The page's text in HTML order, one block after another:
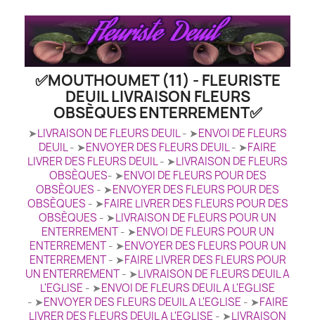
✅MOUTHOUMET (11) - FLEURISTE
DEUIL LIVRAISON FLEURS
OBSÈQUES ENTERREMENT✅
➤LIVRAISON DE FLEURS DEUIL- ➤ENVOI DE FLEURS
DEUIL- ➤ENVOYER DES FLEURS DEUIL- ➤FAIRE
LIVRER DES FLEURS DEUIL- ➤LIVRAISON DE FLEURS
OBSÈQUES- ➤ENVOI DE FLEURS POUR DES
OBSÈQUES - ➤ENVOYER DES FLEURS POUR DES
OBSÈQUES - ➤FAIRE LIVRER DES FLEURS POUR DES
OBSÈQUES - ➤LIVRAISON DE FLEURS POUR UN
ENTERREMENT- ➤ENVOI DE FLEURS POUR UN
ENTERREMENT- ➤ENVOYER DES FLEURS POUR UN
ENTERREMENT- ➤FAIRE LIVRER DES FLEURS POUR
UN ENTERREMENT- ➤LIVRAISON DE FLEURS DEUIL A
L'EGLISE- ➤ENVOI DE FLEURS DEUIL A L'EGLISE
- ➤ENVOYER DES FLEURS DEUIL A L'EGLISE- ➤FAIRE
LIVRER DES FLEURS DEUIL A L'EGLISE- ➤LIVRAISON